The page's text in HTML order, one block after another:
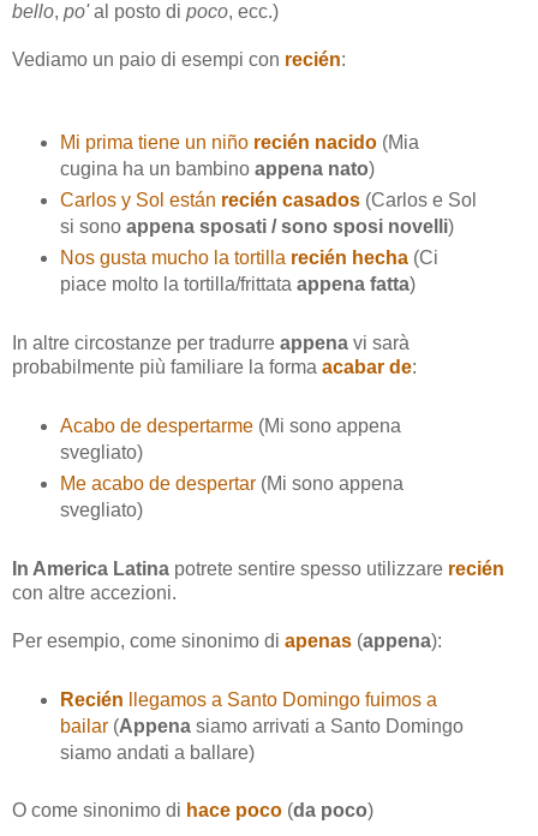
bello, po'al posto di poco, ecc.)
Vediamo un paio di esempi con recién:
Mi prima tiene un niño recién nacido(Mia
cugina ha un bambino appena nato)
Carlos y Sol están recién casados(Carlos e Sol
si sono appena sposati / sono sposi novelli)
Nos gusta mucho la tortilla recién hecha(Ci
piace molto la tortilla/frittata appena fatta)
In altre circostanze per tradurre appena vi sarà
probabilmente più familiare la forma acabar de:
Acabo de despertarme(Mi sono appena
svegliato)
Me acabo de despertar(Mi sono appena
svegliato)
In America Latina potrete sentire spesso utilizzare recién
con altre accezioni.
Per esempio, come sinonimo di apenas (appena):
Recién
llegamos a Santo Domingo fuimos a
bailar(Appena siamo arrivati a Santo Domingo
siamo andati a ballare)
O come sinonimo di hace poco (da poco)